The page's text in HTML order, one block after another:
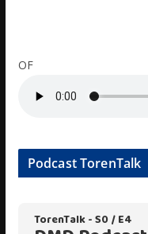
OF
Podcast TorenTalk